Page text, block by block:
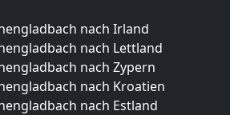
nach Irland
nach Lettland
nach Zypern
nach Kroatien
nach Estland